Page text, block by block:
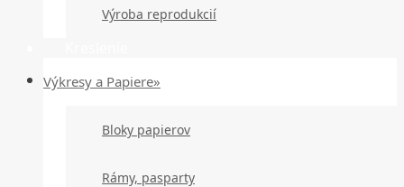
Výroba reprodukcií
Výkresy a Papiere»
Bloky papierov
Rámy, pasparty